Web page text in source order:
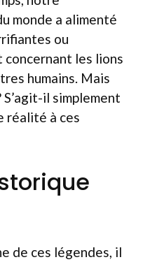
monde a alimenté
ou
les lions
humains. Mais
il simplement
réalité à ces
de ces légendes, il